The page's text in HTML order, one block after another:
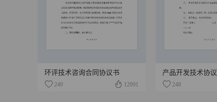
环评技术咨询合同协议书
249 12091
产品开发技术协议
248